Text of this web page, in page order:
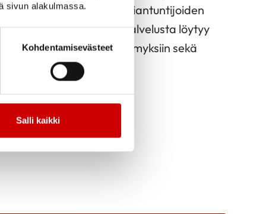
sivun alakulmassa.
Kohdentamisevästeet
Salli kaikki
osio pitää sisällään asiantuntijoiden
sydänsairauksista. Palvelusta löytyy
lukijoiden kysymyksiin sekä
kanssa.